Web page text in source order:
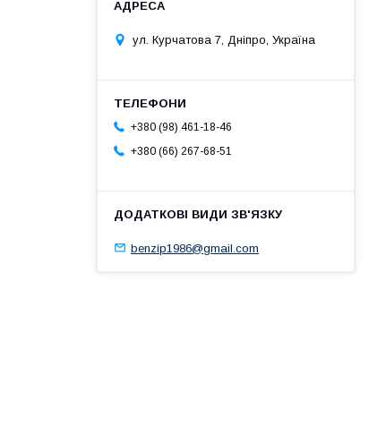
ул. Курчатова 7, Дніпро, Україна
+380 (98) 461-18-46
+380 (66) 267-68-51
benzip1986@gmail.com